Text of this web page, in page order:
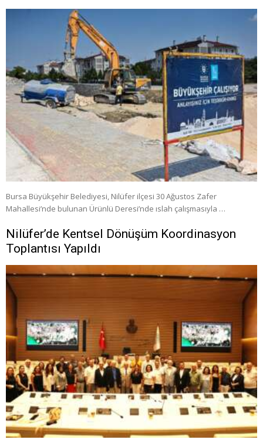
Bursa Büyükşehir Belediyesi, Nilüfer ilçesi 30 Ağustos Zafer
Mahallesi’nde bulunan Ürünlü Deresi’nde ıslah çalışmasıyla …
Nilüfer’de Kentsel Dönüşüm Koordinasyon
Toplantısı Yapıldı